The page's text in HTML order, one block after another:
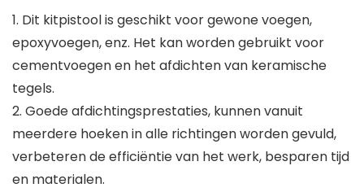
1. Dit kitpistool is geschikt voor gewone voegen,
epoxyvoegen, enz. Het kan worden gebruikt voor
cementvoegen en het afdichten van keramische
tegels.
2. Goede afdichtingsprestaties, kunnen vanuit
meerdere hoeken in alle richtingen worden gevuld,
verbeteren de efficiëntie van het werk, besparen tijd
en materialen.